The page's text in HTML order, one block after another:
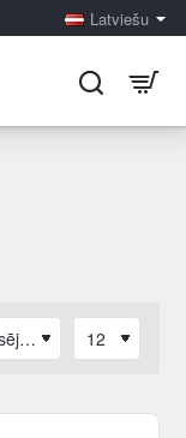
Latviešu